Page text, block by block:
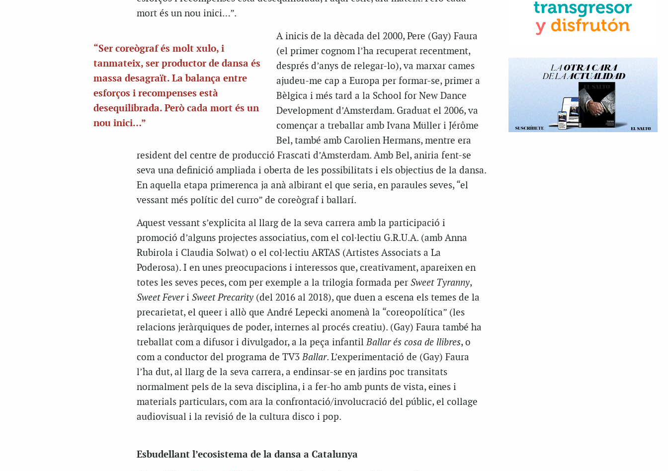
mort és un nou inici…”.
“Ser coreògraf és molt xulo, i
tanmateix, ser productor de dansa és
massa desagraït. La balança entre
esforços i recompenses està
desequilibrada. Però cada mort és un
nou inici…”
A inicis de la dècada del 2000, Pere (Gay) Faura
(el primer cognom l’ha recuperat recentment,
després d’anys de relegar-lo), va marxar cames
ajudeu-me cap a Europa per formar-se, primer a
Bèlgica i més tard a la School for New Dance
Development d’Amsterdam. Graduat el 2006, va
començar a treballar amb Ivana Müller i Jérôme
Bel, també amb Carolien Hermans, mentre era
resident del centre de producció Frascati d’Amsterdam. Amb Bel, aniria fent-se
seva una definició ampliada i oberta de les possibilitats i els objectius de la dansa.
En aquella etapa primerenca ja anà albirant el que seria, en paraules seves, “el
vessant més polític del curro” de coreògraf i ballarí.
Aquest vessant s’explicita al llarg de la seva carrera amb la participació i
promoció d’alguns projectes associatius, com el col·lectiu G.R.U.A. (amb Anna
Rubirola i Claudia Solwat) o el col·lectiu ARTAS (Artistes Associats a La
Poderosa). I en unes preocupacions i interessos que, creativament, apareixen en
totes les seves peces, com per exemple a la trilogia formada per Sweet Tyranny,
Sweet Feveri Sweet Precarity(del 2016 al 2018), que duen a escena els temes de la
precarietat, el queer i allò que André Lepecki anomenà la “coreopolítica” (les
relacions jeràrquiques de poder, internes al procés creatiu). (Gay) Faura també ha
treballat com a difusor i divulgador, a la peça infantilBallar és cosa de llibres, o
com a conductor del programa de TV3Ballar. L’experimentació de (Gay) Faura
l’ha dut, al llarg de la seva carrera, a endinsar-se en jardins poc transitats
normalment pels de la seva disciplina, i a fer-ho amb punts de vista, eines i
materials particulars, com ara la confrontació/involucració del públic, el collage
audiovisual i la revisió de la cultura disco i pop.
Esbudellant l’ecosistema de la dansa a Catalunya